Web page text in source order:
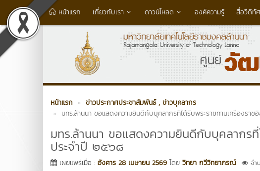
หน้าแรก เกี่ยวกับเรา ดาวน์โหลด องค์ความรู้ สื่อวีดิทั
หน้าแรก ข่าวประกาศประชาสัมพันธ์ , ข่าวบุคลากร
มทร.ล้านนา ขอแสดงความยินดีกับบุคลากรที่ได้รับพระราชทานเครื่องรา
มทร.ล้านนา ขอแสดงความยินดีกับบุคลากร
ประจำปี ๒๕๖๘
เผยแพร่เมื่อ : อังคาร 28 เมษายน 2569 โดย วิทยา กวีวิทยาภรณ์
จำ